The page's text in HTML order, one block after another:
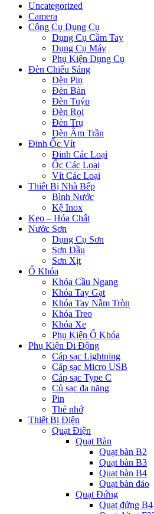
Uncategorized
Camera
Công Cụ Dụng Cụ
Dụng Cụ Cầm Tay
Dụng Cụ Máy
Phụ Kiện Dụng Cụ
Đèn Chiếu Sáng
Đèn Pin
Đèn Bàn
Đèn Tuýp
Đèn Rọi
Đèn Trụ
Đèn Âm Trần
Đinh Ốc Vít
Đinh Các Loại
Ốc Các Loại
Vít Các Loại
Thiết Bị Nhà Bếp
Bình Nước
Kệ Inox
Keo – Hóa Chất
Nước Sơn
Dụng Cụ Sơn
Sơn Dầu
Sơn Xịt
Ổ Khóa
Khóa Cầu Ngang
Khóa Tay Gạt
Khóa Tay Nắm Tròn
Khóa Treo
Khóa Xe
Phụ Kiện Ổ Khóa
Phụ Kiện Di Động
Cáp sạc Lightning
Cáp sạc Micro USB
Cáp sạc Type C
Củ sạc đa năng
Pin
Thẻ nhớ
Thiết Bị Điện
Quạt Điện
Quạt Bàn
Quạt bàn B2
Quạt bàn B3
Quạt bàn B4
Quạt bàn đảo
Quạt Đứng
Quạt đứng B4